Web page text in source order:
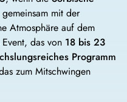
gemeinsam mit der
Atmosphäre auf dem
das von 18 bis 23
Programm
zum Mitschwingen